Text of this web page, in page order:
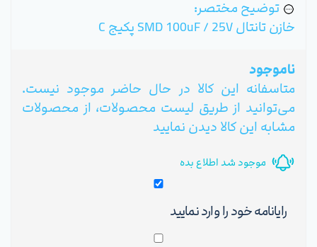
توضیح مختصر:
خازن تانتال SMD 100uF / 25V پکیج C
ناموجود
متاسفانه این کالا در حال حاضر موجود نیست.
می‌توانید از طریق لیست محصولات، از محصولات
مشابه این کالا دیدن نمایید
موجود شد اطلاع بده